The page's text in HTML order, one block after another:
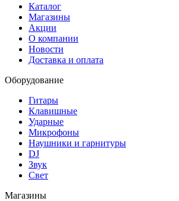
Каталог
Магазины
Акции
О компании
Новости
Доставка и оплата
Оборудование
Гитары
Клавишные
Ударные
Микрофоны
Наушники и гарнитуры
DJ
Звук
Свет
Магазины